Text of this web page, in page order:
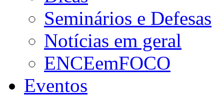
Seminários e Defesas
Notícias em geral
ENCEemFOCO
Eventos